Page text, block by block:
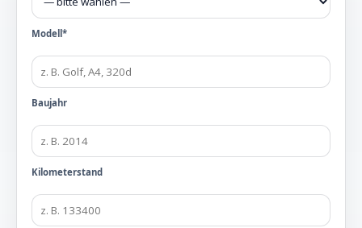
Modell*
Baujahr
Kilometerstand